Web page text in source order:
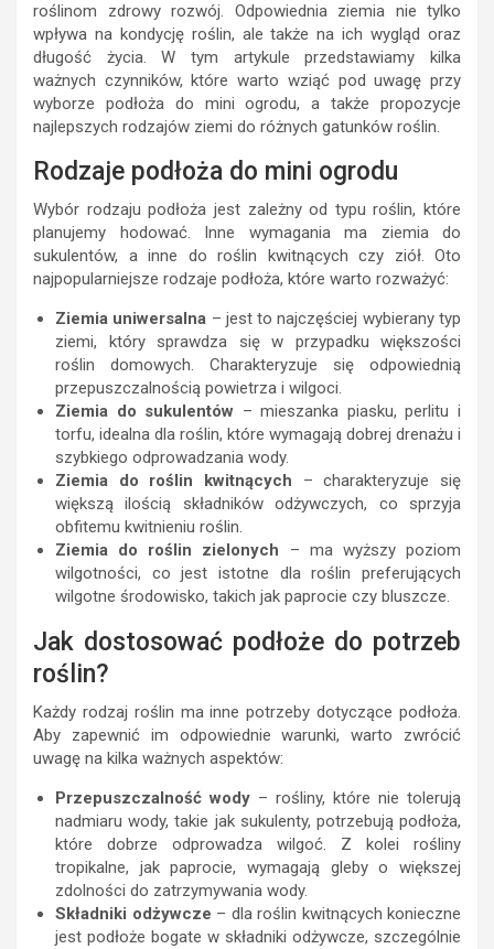
roślinom zdrowy rozwój. Odpowiednia ziemia nie tylko
wpływa na kondycję roślin, ale także na ich wygląd oraz
długość życia. W tym artykule przedstawiamy kilka
ważnych czynników, które warto wziąć pod uwagę przy
wyborze podłoża do mini ogrodu, a także propozycje
najlepszych rodzajów ziemi do różnych gatunków roślin.
Rodzaje podłoża do mini ogrodu
Wybór rodzaju podłoża jest zależny od typu roślin, które
planujemy hodować. Inne wymagania ma ziemia do
sukulentów, a inne do roślin kwitnących czy ziół. Oto
najpopularniejsze rodzaje podłoża, które warto rozważyć:
Ziemia uniwersalna – jest to najczęściej wybierany typ
ziemi, który sprawdza się w przypadku większości
roślin domowych. Charakteryzuje się odpowiednią
przepuszczalnością powietrza i wilgoci.
Ziemia do sukulentów – mieszanka piasku, perlitu i
torfu, idealna dla roślin, które wymagają dobrej drenażu i
szybkiego odprowadzania wody.
Ziemia do roślin kwitnących – charakteryzuje się
większą ilością składników odżywczych, co sprzyja
obfitemu kwitnieniu roślin.
Ziemia do roślin zielonych – ma wyższy poziom
wilgotności, co jest istotne dla roślin preferujących
wilgotne środowisko, takich jak paprocie czy bluszcze.
Jak dostosować podłoże do potrzeb
roślin?
Każdy rodzaj roślin ma inne potrzeby dotyczące podłoża.
Aby zapewnić im odpowiednie warunki, warto zwrócić
uwagę na kilka ważnych aspektów:
Przepuszczalność wody – rośliny, które nie tolerują
nadmiaru wody, takie jak sukulenty, potrzebują podłoża,
które dobrze odprowadza wilgoć. Z kolei rośliny
tropikalne, jak paprocie, wymagają gleby o większej
zdolności do zatrzymywania wody.
Składniki odżywcze – dla roślin kwitnących konieczne
jest podłoże bogate w składniki odżywcze, szczególnie